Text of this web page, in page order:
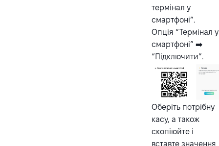
термінал у
смартфоні”.
Опція “Термінал у
смартфоні” ➡️
“Підключити”.
Оберіть потрібну
касу, а також
скопіюйте і
вставте значення